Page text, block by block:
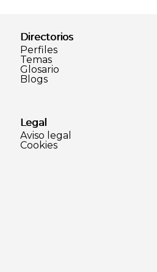
Directorios
Perfiles
Temas
Glosario
Blogs
Legal
Aviso legal
Cookies